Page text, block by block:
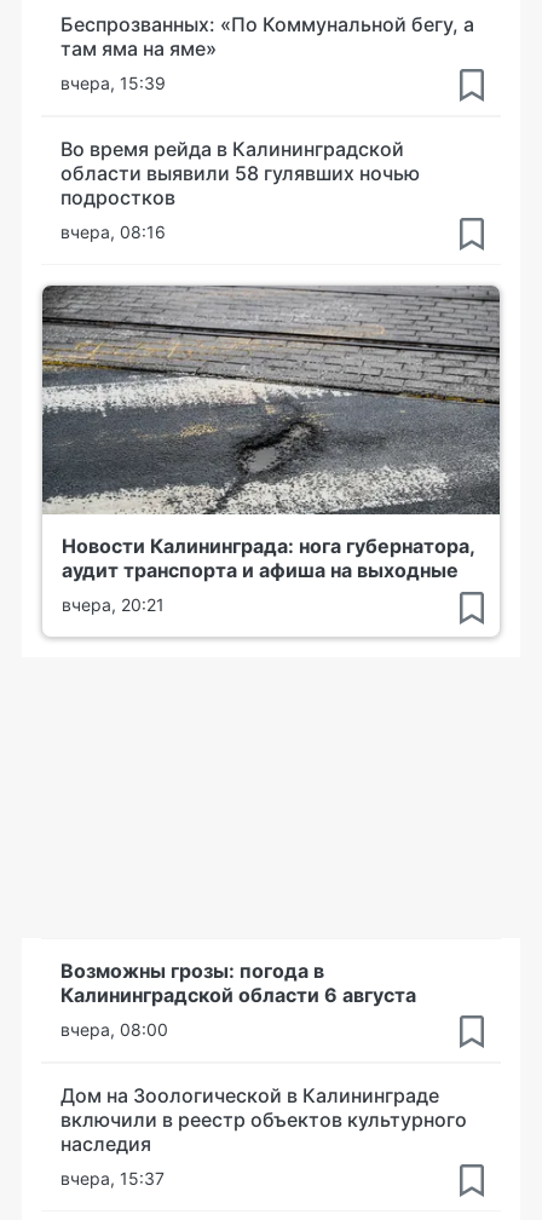
Беспрозванных: «По Коммунальной бегу, а
там яма на яме»
вчера, 15:39
Во время рейда в Калининградской
области выявили 58 гулявших ночью
подростков
вчера, 08:16
Новости Калининграда: нога губернатора,
аудит транспорта и афиша на выходные
вчера, 20:21
Возможны грозы: погода в
Калининградской области 6 августа
вчера, 08:00
Дом на Зоологической в Калининграде
включили в реестр объектов культурного
наследия
вчера, 15:37